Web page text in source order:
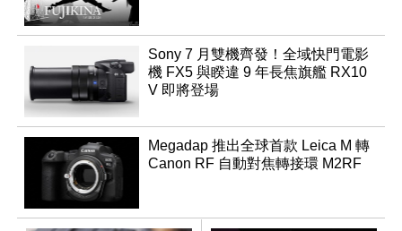
Sony 7 月雙機齊發！全域快門電影
機 FX5 與睽違 9 年長焦旗艦 RX10
V 即將登場
Megadap 推出全球首款 Leica M 轉
Canon RF 自動對焦轉接環 M2RF